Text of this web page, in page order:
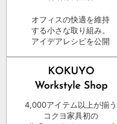
オフィスの快適を維持
する小さな取り組み。
アイデアレシピを公開
4,000アイテム以上が揃う
コクヨ家具初の